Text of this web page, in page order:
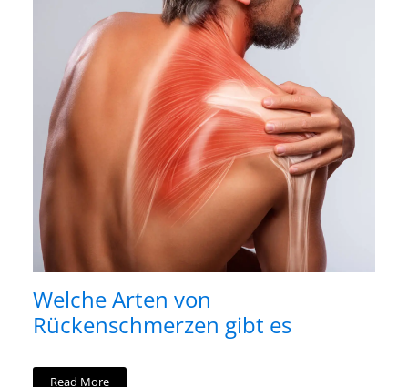
Welche Arten von
Rückenschmerzen gibt es
Read More